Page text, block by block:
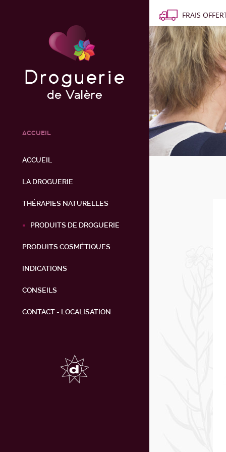
ACCUEIL
ACCUEIL
LA DROGUERIE
THÉRAPIES NATURELLES
PRODUITS DE DROGUERIE
PRODUITS COSMÉTIQUES
INDICATIONS
CONSEILS
CONTACT - LOCALISATION
FRAIS